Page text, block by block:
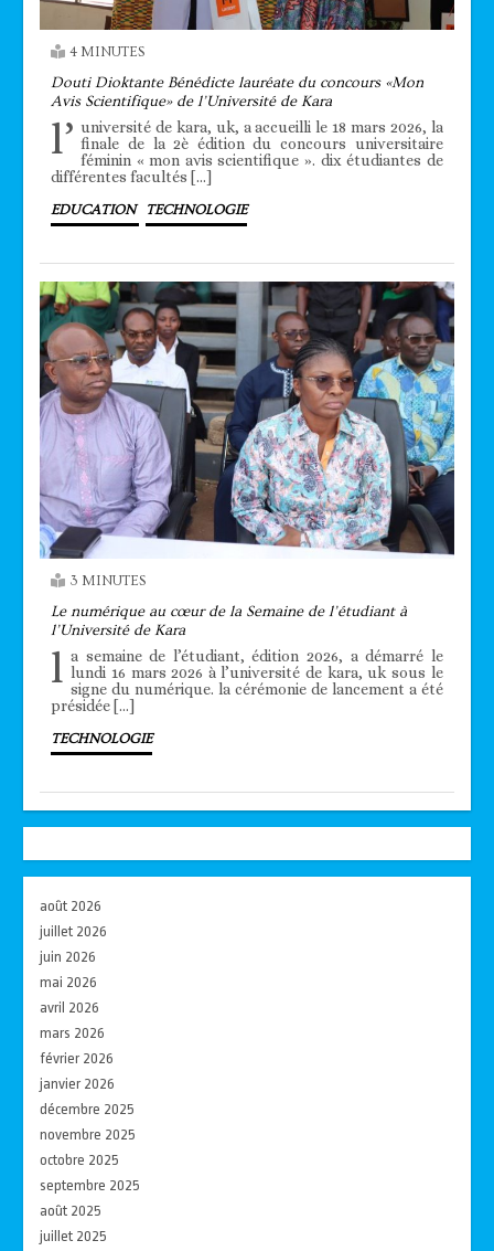
4 MINUTES
Douti Dioktante Bénédicte lauréate du concours «Mon
Avis Scientifique» de l’Université de Kara
l’ université de kara, uk, a accueilli le 18 mars 2026, la
finale de la 2è édition du concours universitaire
féminin « mon avis scientifique ». dix étudiantes de
différentes facultés […]
EDUCATION TECHNOLOGIE
3 MINUTES
Le numérique au cœur de la Semaine de l’étudiant à
l’Université de Kara
l a semaine de l’étudiant, édition 2026, a démarré le
lundi 16 mars 2026 à l’université de kara, uk sous le
signe du numérique. la cérémonie de lancement a été
présidée […]
TECHNOLOGIE
août 2026
juillet 2026
juin 2026
mai 2026
avril 2026
mars 2026
février 2026
janvier 2026
décembre 2025
novembre 2025
octobre 2025
septembre 2025
août 2025
juillet 2025